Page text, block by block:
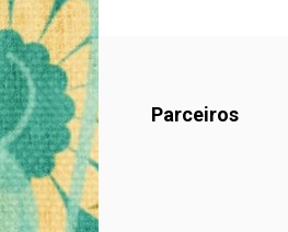
Parceiros